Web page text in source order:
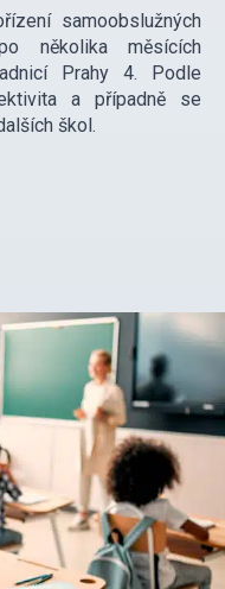
samoobslužných
několika měsících
Prahy 4. Podle
a případně se
škol.